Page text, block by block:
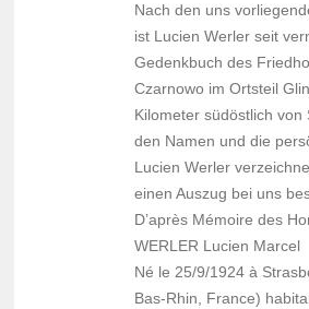
Nach den uns
ist Lucien Werler seit
Gedenkbuch des
Czarnowo im Ortsteil
Kilometer südöstlich von
den Namen und die
Lucien Werler
einen Auszug bei uns
D’après Mémoire des
WERLER Lucien Marcel
Né le 25/9/1924 à
Bas-Rhin, France)